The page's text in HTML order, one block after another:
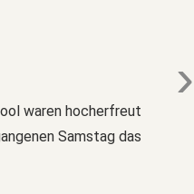
›
waren hocherfreut
Samstag das